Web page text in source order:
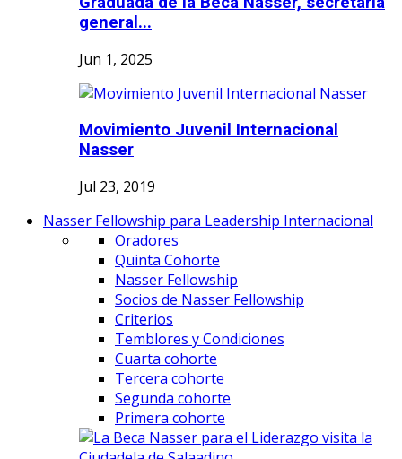
general...
Jun 1, 2025
Movimiento Juvenil Internacional
Nasser
Jul 23, 2019
Nasser Fellowship para Leadership Internacional
Oradores
Quinta Cohorte
Nasser Fellowship
Socios de Nasser Fellowship
Criterios
Temblores y Condiciones
Cuarta cohorte
Tercera cohorte
Segunda cohorte
Primera cohorte